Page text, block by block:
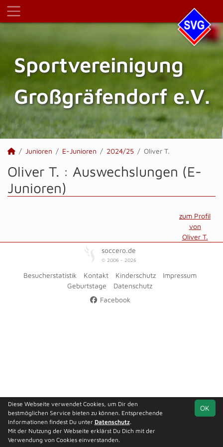
Sportvereinigung
Großgräfendorf e.V.
Junioren E-Junioren 2024/25 Oliver T.
Oliver T. : Auswechslungen (E-
Junioren)
zum Profil
von
Oliver T.
soccero.de
© 2006 - 2026
Besucherstatistik Kontakt Kinderschutz
Impressum
Geburtstage
Datenschutz
Facebook
OK
Diese Webseite verwendet Cookies, um Dir den
bestmöglichen Service bieten zu können. Entsprechende
Informationen findest Du unter Datenschutz.
Mit der Nutzung der Webseite erklärst Du Dich mit der
Verwendung von Cookies einverstanden.